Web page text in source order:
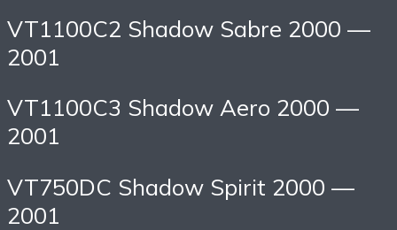
VT1100C2 Shadow Sabre 2000 —
2001
VT1100C3 Shadow Aero 2000 —
2001
VT750DC Shadow Spirit 2000 —
2001